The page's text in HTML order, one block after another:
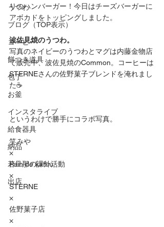
うつわ
ブログ（TOP表示）
コーヒー
餅つき道具
包丁
お釜
インスタライブ
給食器具
納品
若旦那の課外活動
出店
りのハンバーガー！今日はチーズバーガーに
アボカドをトッピングしました。
波佐見焼のうつわ。
写真のネイビーのうつわとマグは内藤金物店
で販売中、波佐見焼のCommon。コーヒーは
STERNEさんの佐野菓子ブレンドを淹れまし
た☕️
というわけで勝手にコラボ写真。
笑みや
×
Pain de kafuu
×
STERNE
×
佐野菓子店
×